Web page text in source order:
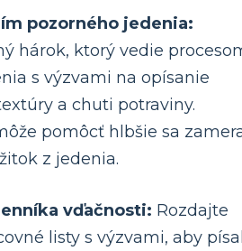
pozorného jedenia:
hárok, ktorý vedie
s výzvami na opísanie
a chuti potraviny.
pomôcť hlbšie sa
z jedenia.
vďačnosti: Rozdajte
listy s výzvami, aby